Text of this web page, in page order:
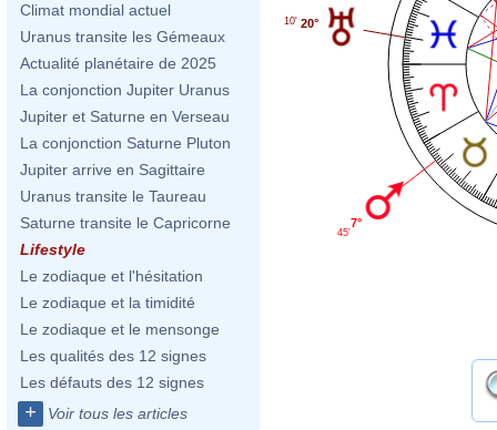
Climat mondial actuel
Uranus transite les Gémeaux
Actualité planétaire de 2025
La conjonction Jupiter Uranus
Jupiter et Saturne en Verseau
La conjonction Saturne Pluton
Jupiter arrive en Sagittaire
Uranus transite le Taureau
Saturne transite le Capricorne
Lifestyle
Le zodiaque et l'hésitation
Le zodiaque et la timidité
Le zodiaque et le mensonge
Les qualités des 12 signes
Les défauts des 12 signes
+ Voir tous les articles
20°
10'
7°
45'